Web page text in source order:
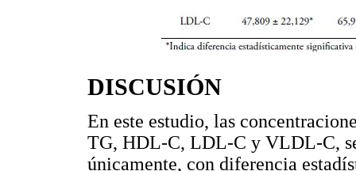
DISCUSIÓN
En este estudio, las
TG, HDL-C, LDL-C y VLDL-C,
únicamente, con diferencia